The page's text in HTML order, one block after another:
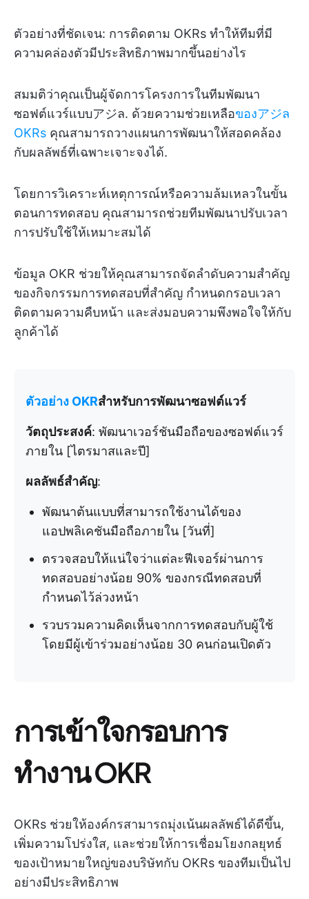
ตัวอย่างที่ชัดเจน: การติดตาม OKRs ทำให้ทีมที่มี
ความคล่องตัวมีประสิทธิภาพมากขึ้นอย่างไร
สมมติว่าคุณเป็นผู้จัดการโครงการในทีมพัฒนา
ซอฟต์แวร์แบบアジล. ด้วยความช่วยเหลือของアジล
OKRs คุณสามารถวางแผนการพัฒนาให้สอดคล้อง
กับผลลัพธ์ที่เฉพาะเจาะจงได้.
โดยการวิเคราะห์เหตุการณ์หรือความล้มเหลวในขั้น
ตอนการทดสอบ คุณสามารถช่วยทีมพัฒนาปรับเวลา
การปรับใช้ให้เหมาะสมได้
ข้อมูล OKR ช่วยให้คุณสามารถจัดลำดับความสำคัญ
ของกิจกรรมการทดสอบที่สำคัญ กำหนดกรอบเวลา
ติดตามความคืบหน้า และส่งมอบความพึงพอใจให้กับ
ลูกค้าได้
ตัวอย่าง OKRสำหรับการพัฒนาซอฟต์แวร์
วัตถุประสงค์: พัฒนาเวอร์ชันมือถือของซอฟต์แวร์
ภายใน [ไตรมาสและปี]
ผลลัพธ์สำคัญ:
พัฒนาต้นแบบที่สามารถใช้งานได้ของ
แอปพลิเคชันมือถือภายใน [วันที่]
ตรวจสอบให้แน่ใจว่าแต่ละฟีเจอร์ผ่านการ
ทดสอบอย่างน้อย 90% ของกรณีทดสอบที่
กำหนดไว้ล่วงหน้า
รวบรวมความคิดเห็นจากการทดสอบกับผู้ใช้
โดยมีผู้เข้าร่วมอย่างน้อย 30 คนก่อนเปิดตัว
การเข้าใจกรอบการ
ทำงาน OKR
OKRs ช่วยให้องค์กรสามารถมุ่งเน้นผลลัพธ์ได้ดีขึ้น,
เพิ่มความโปร่งใส, และช่วยให้การเชื่อมโยงกลยุทธ์
ของเป้าหมายใหญ่ของบริษัทกับ OKRs ของทีมเป็นไป
อย่างมีประสิทธิภาพ